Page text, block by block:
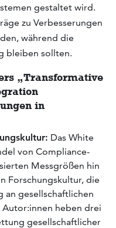
gestaltet wird.
zu Verbesserungen
während die
bleiben sollten.
„Transformative
in
Das White
von Compliance-
Messgrößen hin
Forschungskultur, die
an gesellschaftlichen
heben drei
gesellschaftlicher